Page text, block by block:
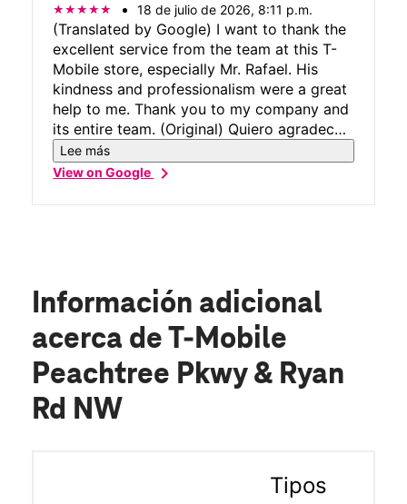
18 de julio de 2026, 8:11 p.m.
(Translated by Google) I want to thank the
excellent service from the team at this T-
Mobile store, especially Mr. Rafael. His
kindness and professionalism were a great
help to me. Thank you to my company and
its entire team. (Original) Quiero agradecer
el excelente servio del equipo de trabajo
de esta tienda de tmobile , especialmente
profesionalismo en el servicio fue de gran
Lee más
View on Googlechevron_right
Información adicional
acerca de T-Mobile
Peachtree Pkwy & Ryan
Rd NW
Tipos